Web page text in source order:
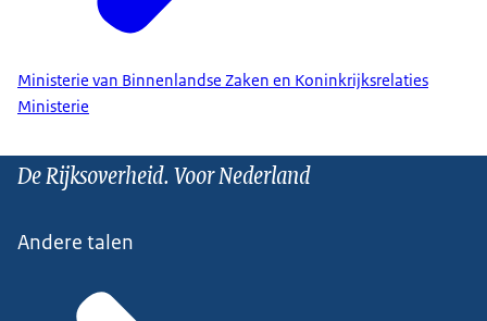
Ministerie van Binnenlandse Zaken en Koninkrijksrelaties
Ministerie
De Rijksoverheid. Voor Nederland
Andere talen